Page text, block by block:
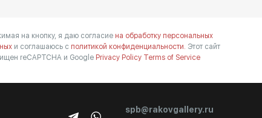
на кнопку, я даю согласие на обработку персональных
и соглашаюсь с политикой конфиденциальности. Этот сайт
reCAPTCHA и Google Privacy Policy Terms of Service
spb@rakovgallery.ru